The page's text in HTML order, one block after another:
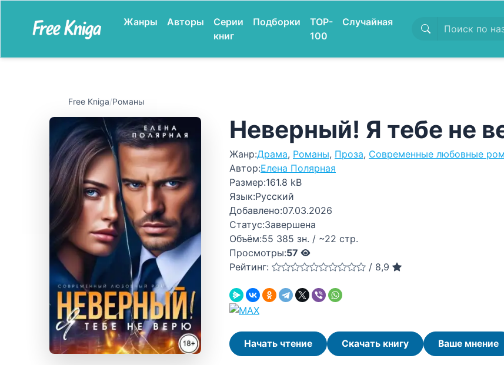
Жанры Авторы
Серии
книг
Подборки
TOP-
100
Случайная
Free Kniga/Романы
Неверный! Я тебе не
Жанр:Драма, Романы, Проза, Современные любовные
Автор:Елена Полярная
Размер:161.8 kB
Язык:Русский
Добавлено:07.03.2026
Статус:Завершена
Объём:55 385 зн. / ~22 стр.
Просмотры:57
Рейтинг:
/ 8,9
Начать чтение Скачать книгу Ваше мнение